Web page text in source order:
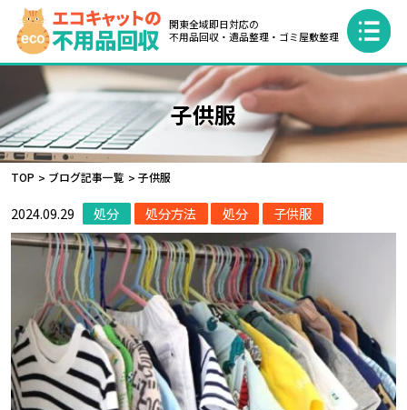
関東全域即日対応の
不用品回収・遺品整理・ゴミ屋敷整理
子供服
TOP ブログ記事一覧 子供服
2024.09.29 処分 処分方法 処分 子供服